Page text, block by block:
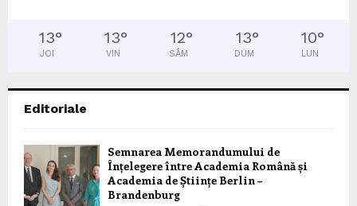
13°
JOI
13°
VIN
12°
SÂM
13°
DUM
10°
LUN
Editoriale
Semnarea Memorandumului de
Înțelegere între Academia Română și
Academia de Științe Berlin –
Brandenburg